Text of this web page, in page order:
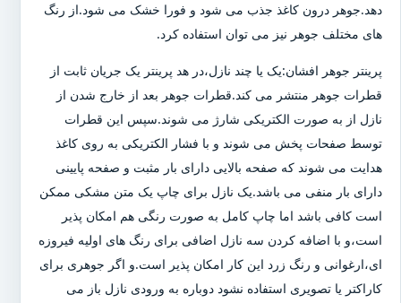
دهد.جوهر درون کاغذ جذب می شود و فورا خشک می شود.از رنگ
های مختلف جوهر نیز می توان استفاده کرد.
پرینتر جوهر افشان:یک یا چند نازل،در هد پرینتر یک جریان ثابت از
قطرات جوهر منتشر می کند.قطرات جوهر بعد از خارج شدن از
نازل از به صورت الکتریکی شارژ می شوند.سپس این قطرات
توسط صفحات پخش می شوند و با فشار الکتریکی به روی کاغذ
هدایت می شوند که صفحه بالایی دارای بار مثبت و صفحه پایینی
دارای بار منفی می باشد.یک نازل برای چاپ یک متن مشکی ممکن
است کافی باشد اما چاپ کامل به صورت رنگی هم امکان پذیر
است،و با اضافه کردن سه نازل اضافی برای رنگ های اولیه فیروزه
ای،ارغوانی و رنگ زرد این کار امکان پذیر است.و اگر جوهری برای
کاراکتر یا تصویری استفاده نشود دوباره به ورودی نازل باز می